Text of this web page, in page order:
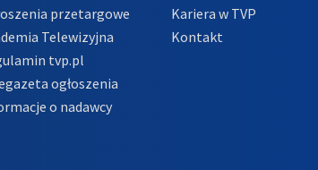
przetargowe
Telewizyjna
tvp.pl
ogłoszenia
o nadawcy
Kariera w TVP
Kontakt